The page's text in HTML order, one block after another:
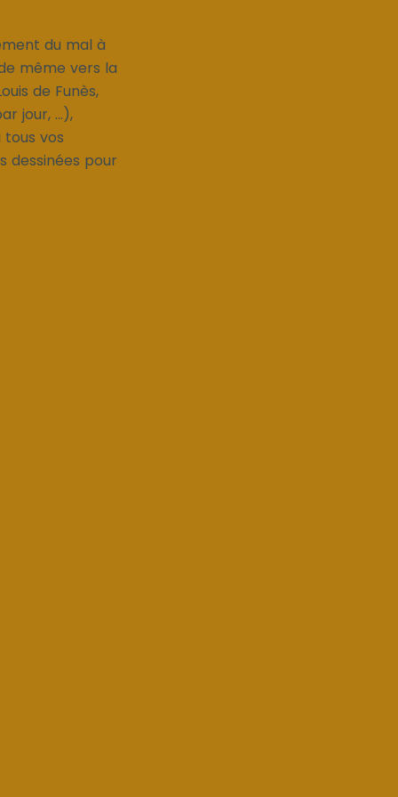
du mal à
même vers la
de Funès,
jour, ...),
tous vos
dessinées pour